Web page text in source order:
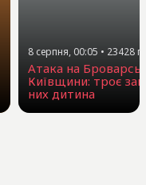
8 серпня, 00:05 • 23428
Атака на
Київщини: троє
них дитина